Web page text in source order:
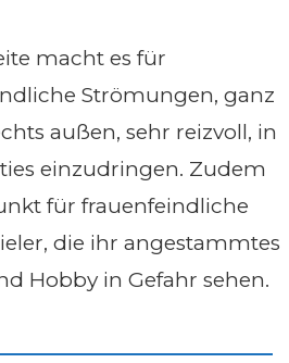
macht es für
Strömungen, ganz
außen, sehr reizvoll, in
einzudringen. Zudem
für frauenfeindliche
die ihr angestammtes
Hobby in Gefahr sehen.